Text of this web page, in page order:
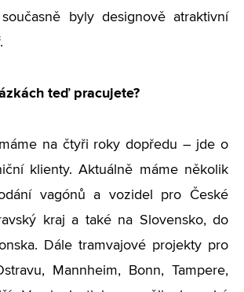
byly designově atraktivní
teď pracujete?
na čtyři roky dopředu – jde o
klienty. Aktuálně máme několik
vagónů a vozidel pro České
kraj a také na Slovensko, do
Dále tramvajové projekty pro
Mannheim, Bonn, Tampere,